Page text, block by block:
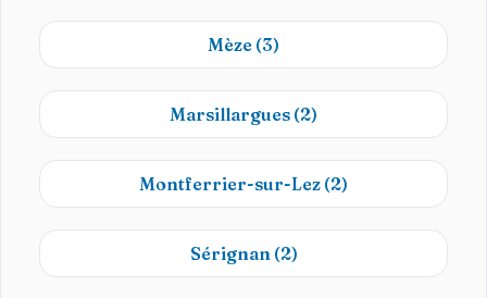
Mèze (3)
Marsillargues (2)
Montferrier-sur-Lez (2)
Sérignan (2)